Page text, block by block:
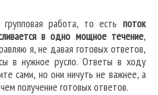
работа, то есть поток
в одно мощное течение,
я, не давая готовых ответов,
в нужное русло. Ответы в ходу
сами, но они ничуть не важнее, а
получение готовых ответов.